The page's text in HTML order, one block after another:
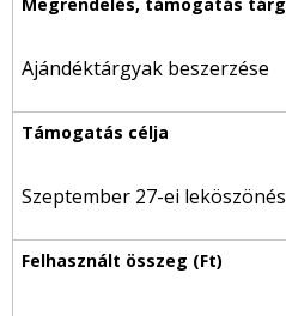
Ajándéktárgyak beszerzése
Szeptember 27-ei leköszönés